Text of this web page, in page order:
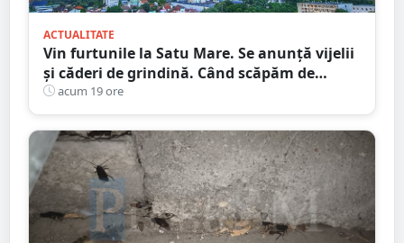
ACTUALITATE
Vin furtunile la Satu Mare. Se anunță vijelii
și căderi de grindină. Când scăpăm de
caniculă
acum 19 ore